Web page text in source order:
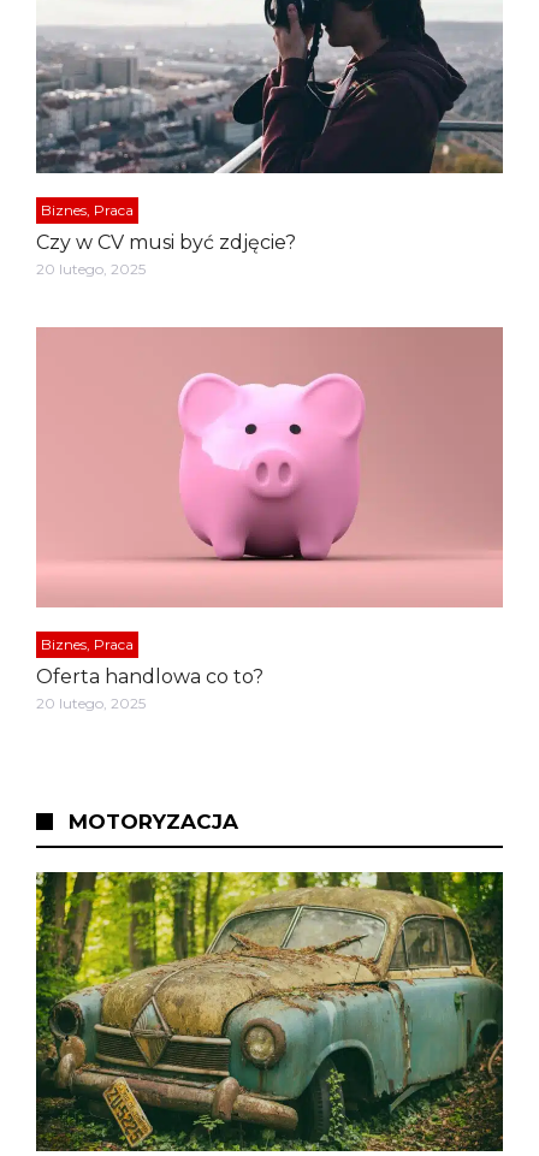
Biznes, Praca
Czy w CV musi być zdjęcie?
20 lutego, 2025
Biznes, Praca
Oferta handlowa co to?
20 lutego, 2025
MOTORYZACJA